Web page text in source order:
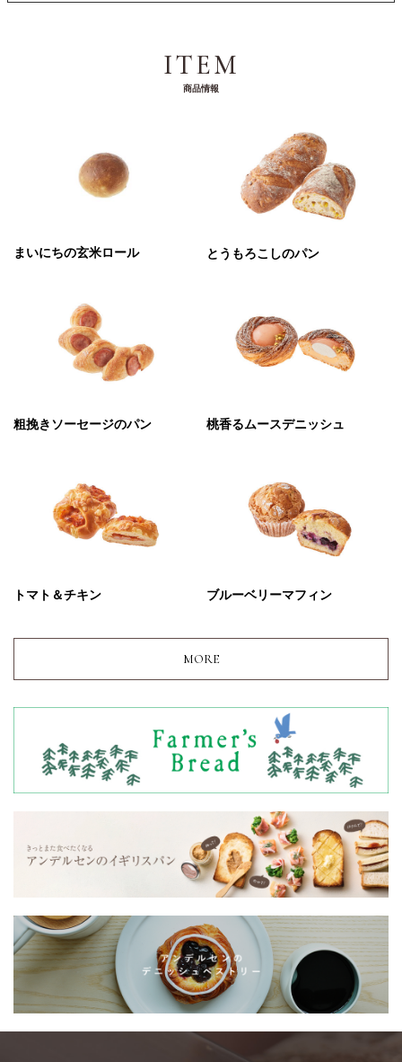
ITEM
商品情報
まいにちの玄米ロール とうもろこしのパン
粗挽きソーセージのパン 桃香るムースデニッシュ
トマト＆チキン ブルーベリーマフィン
MORE